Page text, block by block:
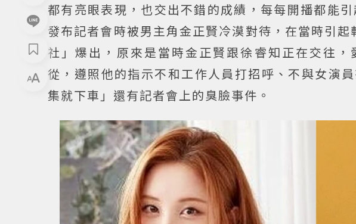
都有亮眼表現，也交出不錯的成績，每每開播都能
發布記者會時被男主角金正賢冷漠對待，在當時引
社」爆出，原來是當時金正賢跟徐睿知正在交往
從，遵照他的指示不和工作人員打招呼、不與女演
集就下車」還有記者會上的臭臉事件。